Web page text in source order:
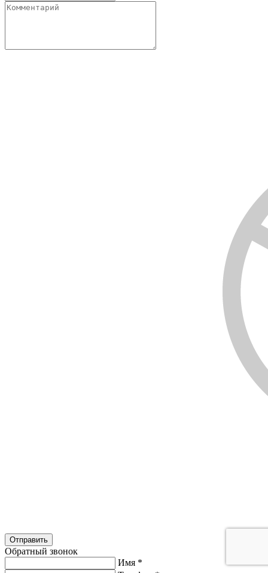
Обратный звонок
Имя *